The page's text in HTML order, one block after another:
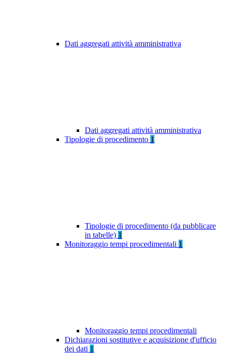
Dati aggregati attività amministrativa
Dati aggregati attività amministrativa
Tipologie di procedimento 1
Tipologie di procedimento (da pubblicare
in tabelle) 1
Monitoraggio tempi procedimentali 1
Monitoraggio tempi procedimentali
Dichiarazioni sostitutive e acquisizione d'ufficio
dei dati 1